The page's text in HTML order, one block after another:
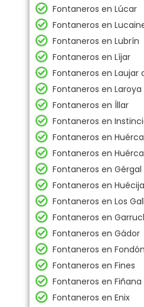
Fontaneros en Lúcar
Fontaneros en
Fontaneros en Lubrín
Fontaneros en Líjar
Fontaneros en Laujar
Fontaneros en Laroya
Fontaneros en Íllar
Fontaneros en
Fontaneros en
Fontaneros en
Fontaneros en Gérgal
Fontaneros en Huécija
Fontaneros en Los
Fontaneros en
Fontaneros en Gádor
Fontaneros en Fondón
Fontaneros en Fines
Fontaneros en Fiñana
Fontaneros en Enix